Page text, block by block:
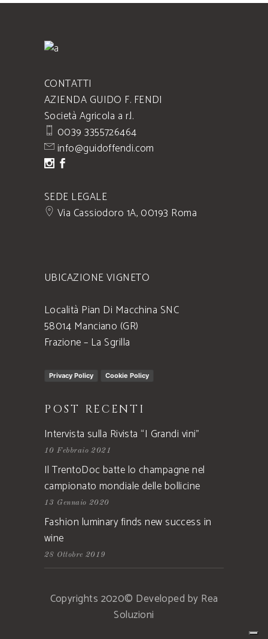
CONTATTI
AZIENDA GUIDO F. FENDI
Società Agricola a r.l.
0039 3355726464
info@guidoffendi.com
SEDE LEGALE
Via Cassiodoro 1A, 00193 Roma
UBICAZIONE VIGNETO
Località Pian Di Macchina SNC
58014 Manciano (GR)
Frazione – La Sgrilla
Privacy Policy Cookie Policy
POST RECENTI
Intervista sulla Rivista “I Grandi vini”
10 Febbraio 2021
Il TrentoDoc batte lo champagne nel
campionato mondiale delle bollicine
13 Gennaio 2020
Fashion luminary finds new success in
wine
28 Ottobre 2019
Copyrights 2020© Developed by Rea
Soluzioni